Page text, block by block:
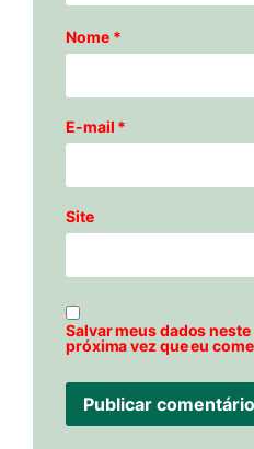
Nome *
E-mail *
Site
Salvar meus dados
próxima vez que eu